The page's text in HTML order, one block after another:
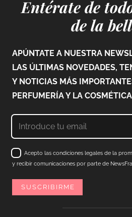
Entérate de
de la
APÚNTATE A NUESTRA
LAS ÚLTIMAS NOVEDADES,
Y NOTICIAS MÁS
PERFUMERÍA Y LA COSMÉTICA
Acepto las condiciones legales de la
y recibir comunicaciones por parte de